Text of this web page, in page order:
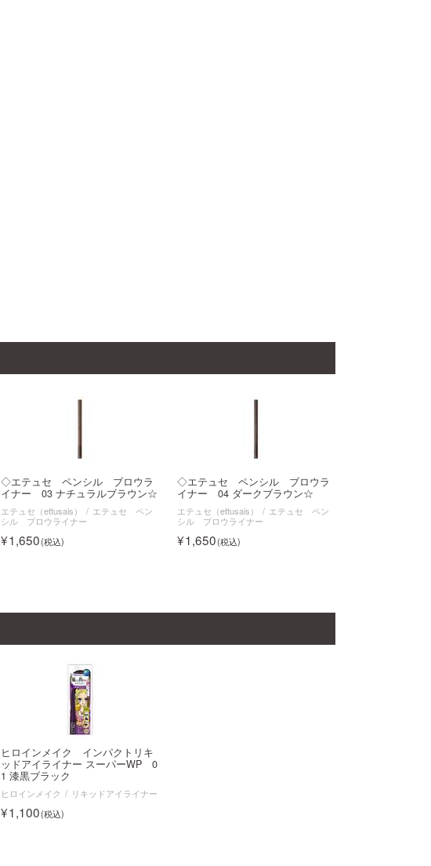
◇エテュセ ペンシル ブロウラ
イナー 03 ナチュラルブラウン☆
エテュセ（ettusais）
エテュセ ペン
シル ブロウライナー
1,650
◇エテュセ ペンシル ブロウラ
イナー 04 ダークブラウン☆
エテュセ（ettusais）
エテュセ ペン
シル ブロウライナー
1,650
ヒロインメイク インパクトリキ
ッドアイライナー スーパーWP 0
1 漆黒ブラック
ヒロインメイク リキッドアイライナー
1,100